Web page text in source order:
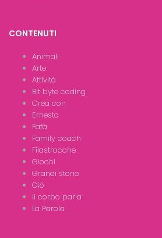
CONTENUTI
Animali
Arte
Attività
Bit byte coding
Crea con
Ernesto
Fafà
Family coach
Filastrocche
Giochi
Grandi storie
Giò
Il corpo parla
La Parola